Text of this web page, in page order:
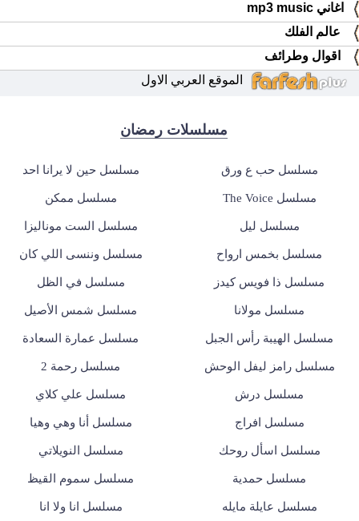
اغاني mp3 music
عالم الفلك
اقوال وطرائف
الموقع العربي الاول
مسلسلات رمضان
مسلسل حب ع ورق مسلسل حين لا يرانا احد
مسلسل The Voice مسلسل ممكن
مسلسل ليل مسلسل الست موناليزا
مسلسل بخمس ارواح مسلسل وننسى اللي كان
مسلسل ذا فويس كيدز مسلسل في الظل
مسلسل مولانا مسلسل شمس الأصيل
مسلسل الهيبة رأس الجبل مسلسل عمارة السعادة
مسلسل رامز ليفل الوحش مسلسل رحمة 2
مسلسل درش مسلسل علي كلاي
مسلسل افراج مسلسل أنا وهي وهيا
مسلسل اسأل روحك مسلسل النويلاتي
مسلسل حمدية مسلسل سموم القيظ
مسلسل عايلة مايله مسلسل انا ولا انا